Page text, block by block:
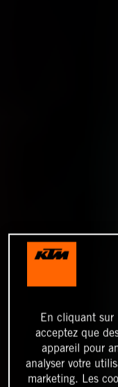
En cliquant sur
acceptez que
appareil pour
analyser votre
marketing. Les